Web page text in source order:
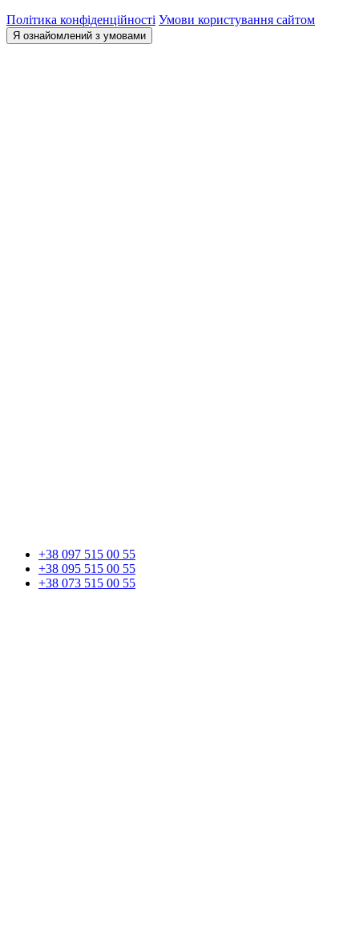
Політика конфіденційності Умови користування сайтом
Я ознайомлений з умовами
+38 097 515 00 55
+38 095 515 00 55
+38 073 515 00 55